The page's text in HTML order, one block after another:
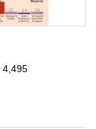
4,495